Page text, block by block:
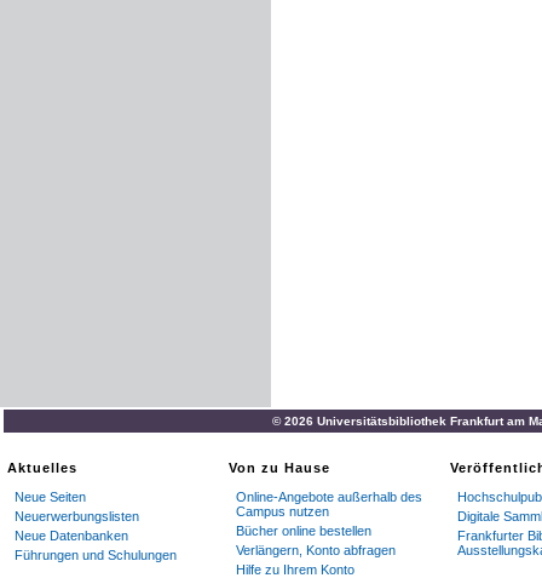
© 2026 Universitätsbibliothek Frankfurt am
Aktuelles
Neue Seiten
Neuerwerbungslisten
Neue Datenbanken
Führungen und Schulungen
Von zu Hause
Online-Angebote außerhalb des
Campus nutzen
Bücher online bestellen
Verlängern, Konto abfragen
Hilfe zu Ihrem Konto
Digitale
Frankfurter